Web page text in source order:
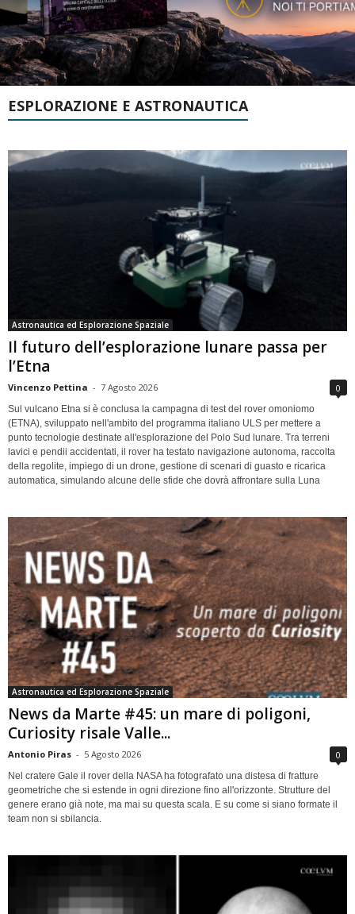
ESPLORAZIONE E ASTRONAUTICA
Astronautica ed Esplorazione Spaziale
Il futuro dell’esplorazione lunare passa per
l’Etna
Vincenzo Pettina - 7 Agosto 2026 0
Sul vulcano Etna si è conclusa la campagna di test del rover omoniomo
(ETNA), sviluppato nell'ambito del programma italiano ULS per mettere a
punto tecnologie destinate all'esplorazione del Polo Sud lunare. Tra terreni
lavici e pendii accidentati, il rover ha testato navigazione autonoma, raccolta
della regolite, impiego di un drone, gestione di scenari di guasto e ricarica
automatica, simulando alcune delle sfide che dovrà affrontare sulla Luna
Astronautica ed Esplorazione Spaziale
News da Marte #45: un mare di poligoni,
Curiosity risale Valle...
Antonio Piras - 5 Agosto 2026 0
Nel cratere Gale il rover della NASA ha fotografato una distesa di fratture
geometriche che si estende in ogni direzione fino all'orizzonte. Strutture del
genere erano già note, ma mai su questa scala. E su come si siano formate il
team non si sbilancia.